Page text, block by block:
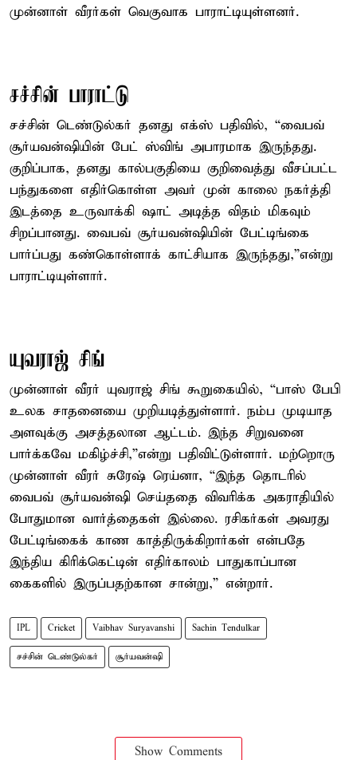
முன்னாள் வீரர்கள் வெகுவாக பாராட்டியுள்ளனர்.
சச்சின் பாராட்டு
சச்சின் டெண்டுல்கர் தனது எக்ஸ் பதிவில், “வைபவ்
சூர்யவன்ஷியின் பேட் ஸ்விங் அபாரமாக இருந்தது.
குறிப்பாக, தனது கால்பகுதியை குறிவைத்து வீசப்பட்ட
பந்துகளை எதிர்கொள்ள அவர் முன் காலை நகர்த்தி
இடத்தை உருவாக்கி ஷாட் அடித்த விதம் மிகவும்
சிறப்பானது. வைபவ் சூர்யவன்ஷியின் பேட்டிங்கை
பார்ப்பது கண்கொள்ளாக் காட்சியாக இருந்தது,”என்று
பாராட்டியுள்ளார்.
யுவராஜ் சிங்
முன்னாள் வீரர் யுவராஜ் சிங் கூறுகையில், “பாஸ் பேபி
உலக சாதனையை முறியடித்துள்ளார். நம்ப முடியாத
அளவுக்கு அசத்தலான ஆட்டம். இந்த சிறுவனை
பார்க்கவே மகிழ்ச்சி,”என்று பதிவிட்டுள்ளார். மற்றொரு
முன்னாள் வீரர் சுரேஷ் ரெய்னா, “இந்த தொடரில்
வைபவ் சூர்யவன்ஷி செய்ததை விவரிக்க அகராதியில்
போதுமான வார்த்தைகள் இல்லை. ரசிகர்கள் அவரது
பேட்டிங்கைக் காண காத்திருக்கிறார்கள் என்பதே
இந்திய கிரிக்கெட்டின் எதிர்காலம் பாதுகாப்பான
கைகளில் இருப்பதற்கான சான்று,” என்றார்.
IPL Cricket Vaibhav Suryavanshi Sachin Tendulkar
சச்சின் டெண்டுல்கர் சூர்யவன்ஷி
Show Comments